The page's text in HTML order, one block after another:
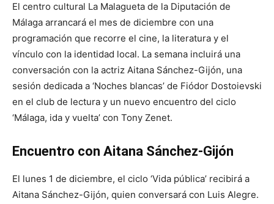
El centro cultural La Malagueta de la Diputación de
Málaga arrancará el mes de diciembre con una
programación que recorre el cine, la literatura y el
vínculo con la identidad local. La semana incluirá una
conversación con la actriz Aitana Sánchez-Gijón, una
sesión dedicada a ‘Noches blancas’ de Fiódor Dostoievski
en el club de lectura y un nuevo encuentro del ciclo
‘Málaga, ida y vuelta’ con Tony Zenet.
Encuentro con Aitana Sánchez-Gijón
El lunes 1 de diciembre, el ciclo ‘Vida pública’ recibirá a
Aitana Sánchez-Gijón, quien conversará con Luis Alegre.